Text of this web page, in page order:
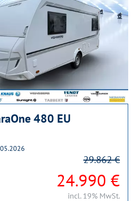
480 EU
24.990 €
29.862 €
incl. 19% MwSt.